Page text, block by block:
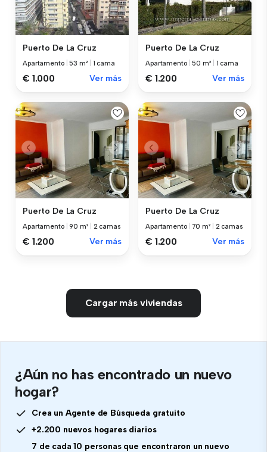
Puerto De La Cruz
Apartamento |53 m² 1 cama
€ 1.000 Ver más
Puerto De La Cruz
Apartamento |50 m² 1 cama
€ 1.200 Ver más
Puerto De La Cruz
Apartamento |90 m² 2 camas
€ 1.200 Ver más
Puerto De La Cruz
Apartamento |70 m² 2 camas
€ 1.200 Ver más
Cargar más viviendas
¿Aún no has encontrado un nuevo
hogar?
Crea un Agente de Búsqueda gratuito
+2.200 nuevos hogares diarios
7 de cada 10 personas que encontraron un nuevo